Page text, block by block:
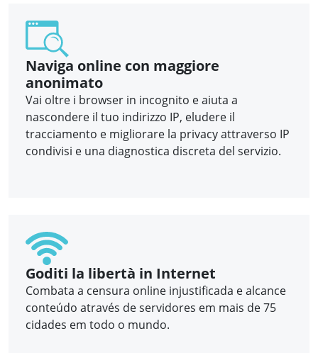
Naviga online con maggiore
anonimato
Vai oltre i browser in incognito e aiuta a
nascondere il tuo indirizzo IP, eludere il
tracciamento e migliorare la privacy attraverso IP
condivisi e una diagnostica discreta del servizio.
Goditi la libertà in Internet
Combata a censura online injustificada e alcance
conteúdo através de servidores em mais de 75
cidades em todo o mundo.